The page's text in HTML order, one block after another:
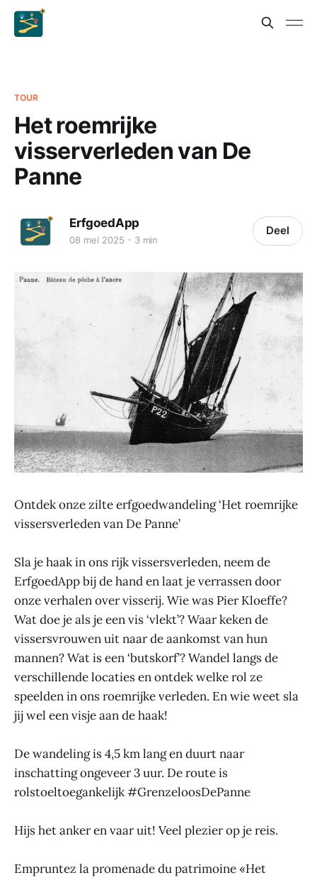
TOUR
Het roemrijke
visserverleden van De
Panne
ErfgoedApp
08 mei 2025 3 min
Deel
Ontdek onze zilte erfgoedwandeling ‘Het roemrijke
vissersverleden van De Panne’
Sla je haak in ons rijk vissersverleden, neem de
ErfgoedApp bij de hand en laat je verrassen door
onze verhalen over visserij. Wie was Pier Kloeffe?
Wat doe je als je een vis ‘vlekt’? Waar keken de
vissersvrouwen uit naar de aankomst van hun
mannen? Wat is een ‘butskorf’? Wandel langs de
verschillende locaties en ontdek welke rol ze
speelden in ons roemrijke verleden. En wie weet sla
jij wel een visje aan de haak!
De wandeling is 4,5 km lang en duurt naar
inschatting ongeveer 3 uur. De route is
rolstoeltoegankelijk #GrenzeloosDePanne
Hijs het anker en vaar uit! Veel plezier op je reis.
Empruntez la promenade du patrimoine «Het